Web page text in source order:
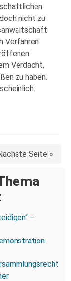
nicht zu
Verfahren
Verdacht,
zu haben.
Seite »
–